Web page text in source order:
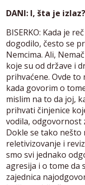
DANI: I, šta je izlaz?
BISERKO: Kada je
dogodilo, često se
Nemcima. Ali,
koje su od države i
prihvaćene. Ovde to
kada govorim o
mislim na to da joj,
prihvati činjenice
vodila, odgovornost
Dokle se tako nešto
reletivizovanje i
smo svi jednako
agresija i o tome da
zajednica